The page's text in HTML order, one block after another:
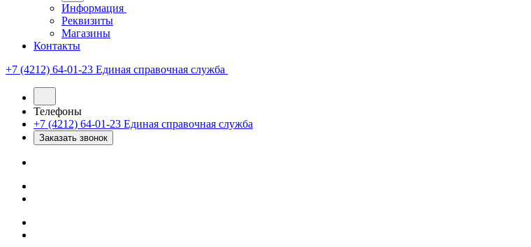
Информация
Реквизиты
Магазины
Контакты
+7 (4212) 64-01-23 Единая справочная служба
Телефоны
+7 (4212) 64-01-23 Единая справочная служба
Заказать звонок